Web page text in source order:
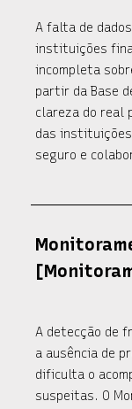
A falta de
instituições
incompleta
partir da Base
clareza do real
das
seguro e
A detecção de
a ausência de
dificulta o
suspeitas. O